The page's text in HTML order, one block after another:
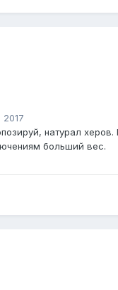
2017
натурал херов.
больший вес.